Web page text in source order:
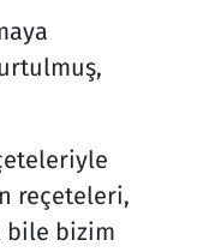
reçeteleri,
bile bizim